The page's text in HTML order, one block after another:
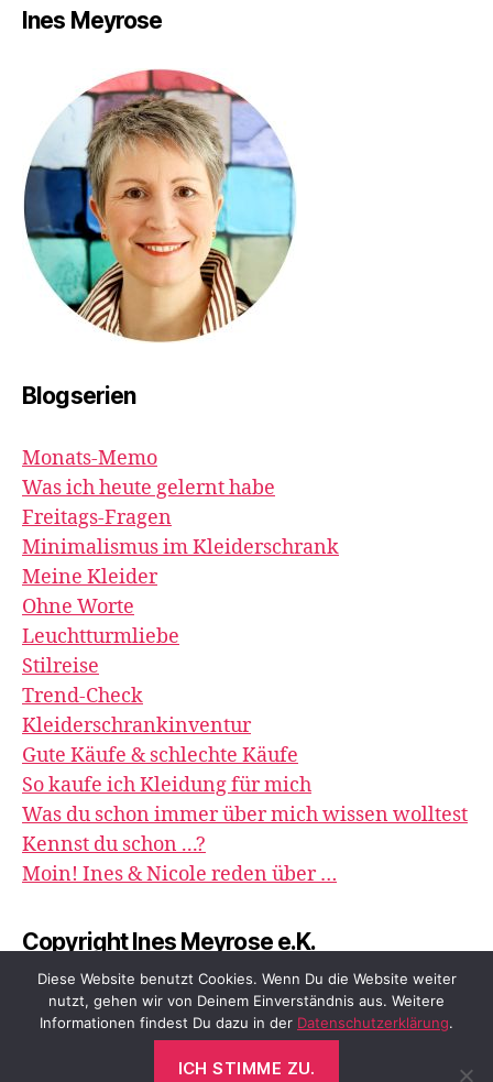
Ines Meyrose
Blogserien
Monats-Memo
Was ich heute gelernt habe
Freitags-Fragen
Minimalismus im Kleiderschrank
Meine Kleider
Ohne Worte
Leuchtturmliebe
Stilreise
Trend-Check
Kleiderschrankinventur
Gute Käufe & schlechte Käufe
So kaufe ich Kleidung für mich
Was du schon immer über mich wissen wolltest
Kennst du schon ...?
Moin! Ines & Nicole reden über …
Copyright Ines Meyrose e.K.
image&impression
Diese Website benutzt Cookies. Wenn Du die Website weiter
nutzt, gehen wir von Deinem Einverständnis aus. Weitere
Informationen findest Du dazu in der Datenschutzerklärung.
ICH STIMME ZU.